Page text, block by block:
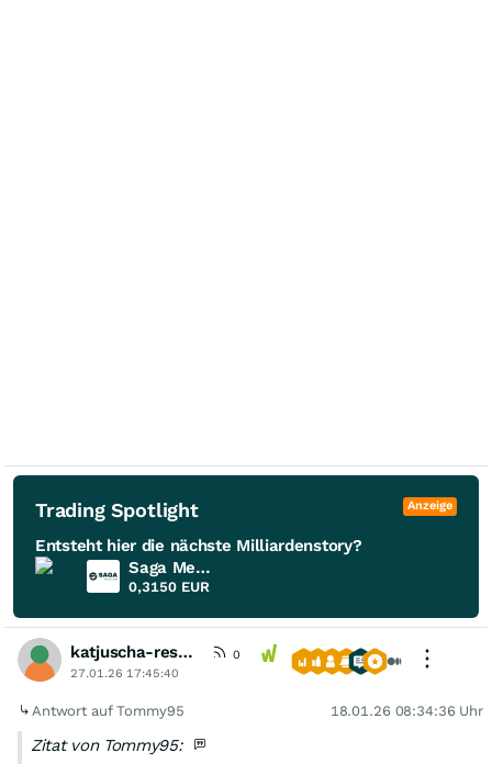
Trading Spotlight Anzeige
Entsteht hier die nächste Milliardenstory?
Saga Metals
0,3150 EUR
katjuscha-research
0
27.01.26 17:45:40
Antwort auf Tommy95 18.01.26 08:34:36 Uhr
Zitat von Tommy95: